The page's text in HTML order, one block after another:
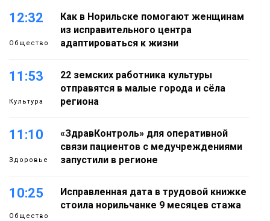
12:32
Общество
Как в Норильске помогают женщинам
из исправительного центра
адаптироваться к жизни
11:53
Культура
22 земских работника культуры
отправятся в малые города и сёла
региона
11:10
Здоровье
«ЗдравКонтроль» для оперативной
связи пациентов с медучреждениями
запустили в регионе
10:25
Общество
Исправленная дата в трудовой книжке
стоила норильчанке 9 месяцев стажа